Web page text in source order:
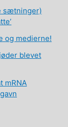
sætninger)
og medierne!
blevet
mRNA